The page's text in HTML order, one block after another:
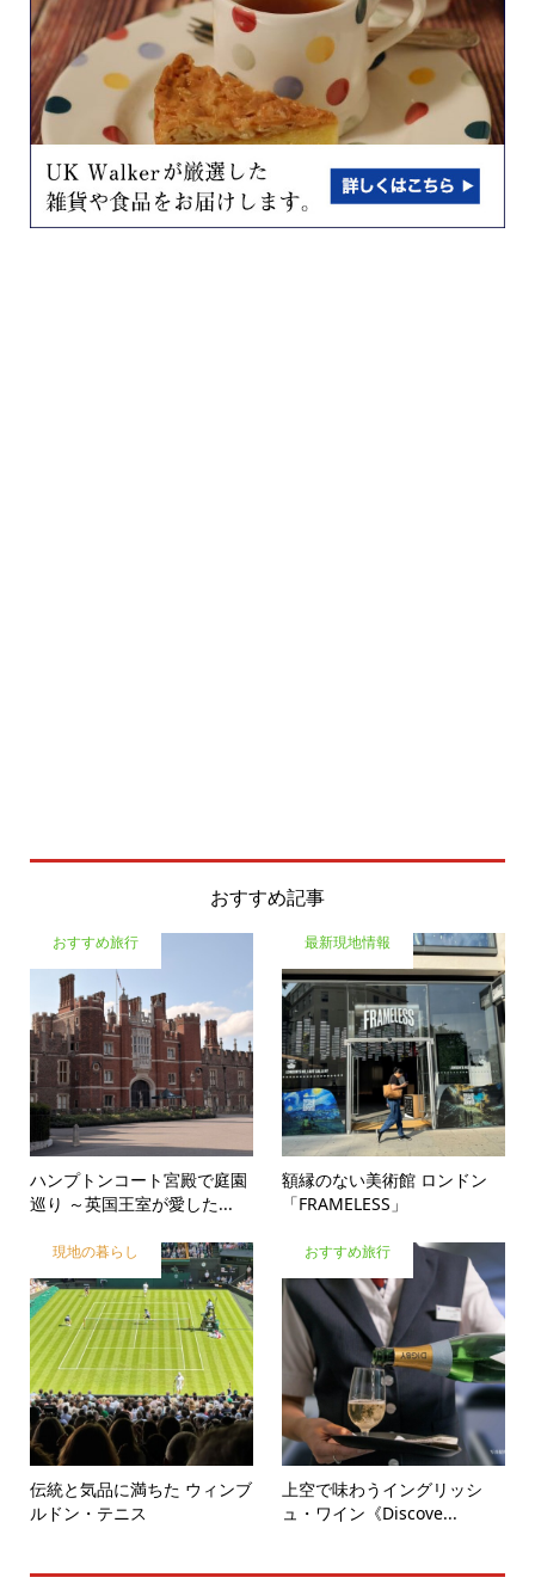
おすすめ記事
おすすめ旅行
ハンプトンコート宮殿で庭園
巡り ～英国王室が愛した...
最新現地情報
額縁のない美術館 ロンドン
「FRAMELESS」
現地の暮らし
伝統と気品に満ちた ウィンブ
ルドン・テニス
おすすめ旅行
上空で味わうイングリッシ
ュ・ワイン《Discove...